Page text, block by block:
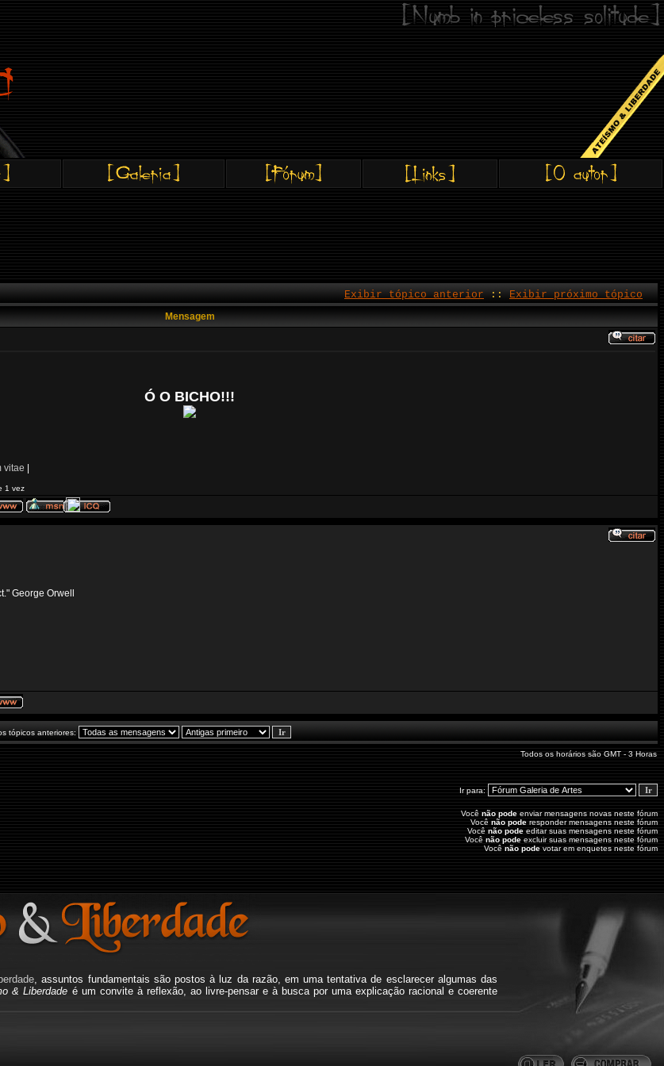
Exibir tópico anterior :: Exibir próximo tópico
Mensagem
Ó O BICHO!!!
vitae
1 vez
George Orwell
tópicos anteriores:
Todos os horários são GMT - 3 Horas
Ir para:
Vocênão pode enviar mensagens novas neste fórum
Vocênão pode responder mensagens neste fórum
Vocênão pode editar suas mensagens neste fórum
Vocênão pode excluir suas mensagens neste fórum
Vocênão pode votar em enquetes neste fórum
, assuntos fundamentais são postos à luz da razão, em uma tentativa de esclarecer algumas das
& Liberdade é um convite à reflexão, ao livre-pensar e à busca por uma explicação racional e coerente